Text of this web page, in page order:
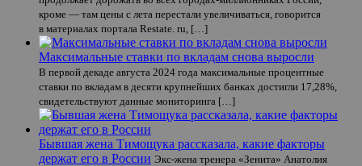
кроме — там цены с лета перестали увеличиваться, говорится
в материалах портала Restate. ru, […]
Максимальные ставки по вкладам снова выросли
В первой декаде августа 2024 года максимальные процентные
ставки по вкладам в десяти крупнейших банках достигли 17,28%,
свидетельствуют данные мониторинга […]
Бывшая жена Тимощука рассказала, какие факторы
держат его в России Экс-жена тренера «Зенита» Анатолия